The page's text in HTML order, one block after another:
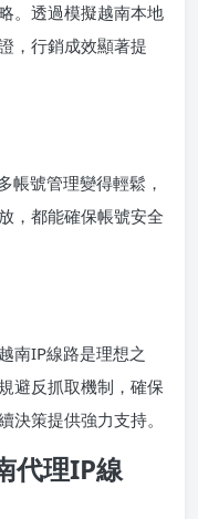
。透過模擬越南本地
，行銷成效顯著提
帳號管理變得輕鬆，
，都能確保帳號安全
南IP線路是理想之
避反抓取機制，確保
決策提供強力支持。
代理IP線